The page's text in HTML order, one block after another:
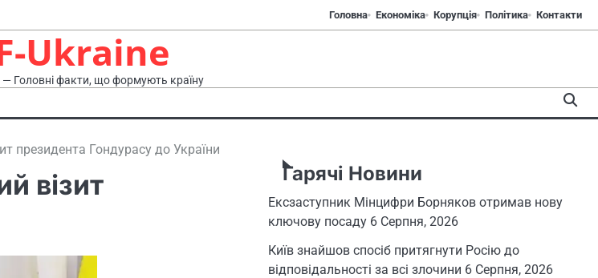
Головна Економіка Корупція Політика Контакти
Ukraine
— Головні факти, що формують країну
президента Гондурасу до України
візит
Гарячі Новини
Ексзаступник Мінцифри Борняков отримав нову
ключову посаду 6 Серпня, 2026
Київ знайшов спосіб притягнути Росію до
відповідальності за всі злочини 6 Серпня, 2026